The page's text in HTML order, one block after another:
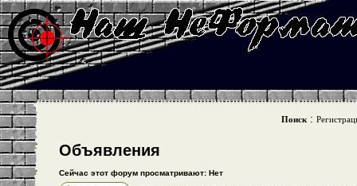
Поиск :
Объявления
Сейчас этот форум просматривают: Нет